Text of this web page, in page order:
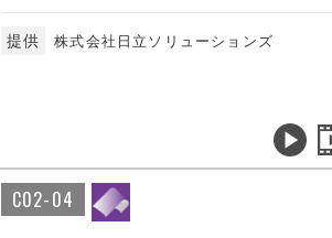
提供 株式会社日立ソリューションズ
C02-04